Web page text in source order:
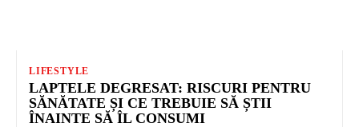
LIFESTYLE
LAPTELE DEGRESAT: RISCURI PENTRU
SĂNĂTATE ȘI CE TREBUIE SĂ ȘTII
ÎNAINTE SĂ ÎL CONSUMI